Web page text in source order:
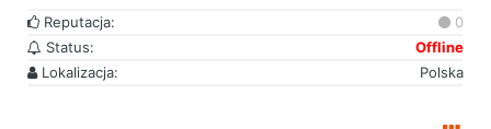
Reputacja:
0
Status:
Offline
Lokalizacja:
Polska